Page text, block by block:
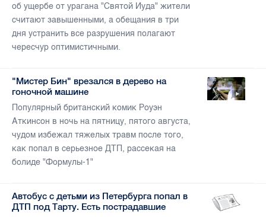
об ущербе от урагана "Святой Иуда" жители
считают завышенными, а обещания в три
дня устранить все разрушения полагают
чересчур оптимистичными.
"Мистер Бин" врезался в дерево на
гоночной машине
Популярный британский комик Роуэн
Аткинсон в ночь на пятницу, пятого августа,
чудом избежал тяжелых травм после того,
как попал в серьезное ДТП, рассекая на
болиде "Формулы-1"
Автобус с детьми из Петербурга попал в
ДТП под Тарту. Есть пострадавшие